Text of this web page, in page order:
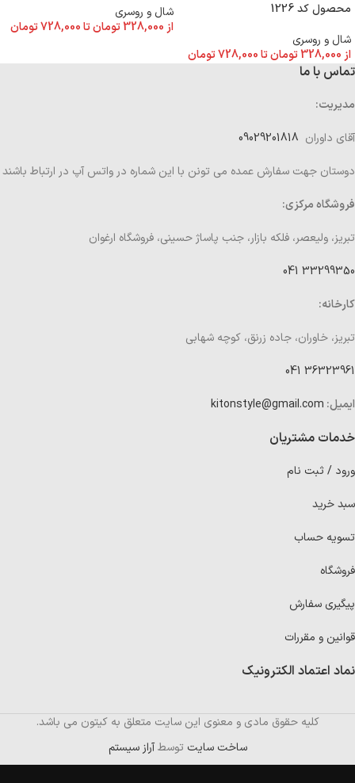
محصول کد 1226
شال و روسری
از 328,000تومانتا728,000تومان
شال و روسری
از 328,000تومانتا728,000تومان
تماس با ما
مدیریت:
آقای داوران
دوستان جهت سفارش عمده می تونن با این شماره در واتس آپ در ارتباط باشند
فروشگاه مرکزی:
تبریز، ولیعصر، فلکه بازار، جنب پاساژ حسینی، فروشگاه ارغوان
33299350 041
کارخانه:
تبریز، خاوران، جاده زرنق، کوچه شهابی
36323961 041
ایمیل: kitonstyle@gmail.com
خدمات مشتریان
ورود / ثبت نام
سبد خرید
تسویه حساب
فروشگاه
پیگیری سفارش
قوانین و مقررات
نماد اعتماد الکترونیک
کلیه حقوق مادی و معنوی این سایت متعلق به کیتون می باشد.
ساخت سایت توسطآراز سیستم